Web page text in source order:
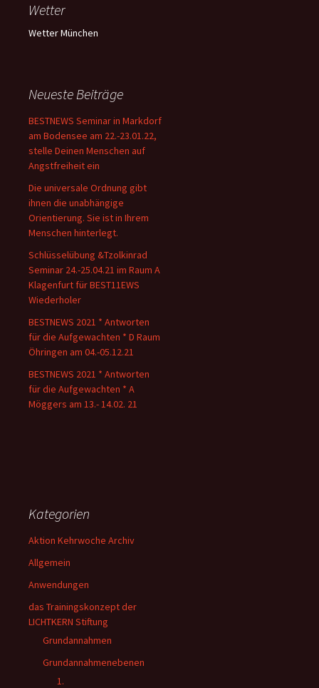
Wetter
Wetter München
Neueste Beiträge
BESTNEWS Seminar in Markdorf
am Bodensee am 22.-23.01.22,
stelle Deinen Menschen auf
Angstfreiheit ein
Die universale Ordnung gibt
ihnen die unabhängige
Orientierung. Sie ist in Ihrem
Menschen hinterlegt.
Schlüsselübung &Tzolkinrad
Seminar 24.-25.04.21 im Raum A
Klagenfurt für BEST11EWS
Wiederholer
BESTNEWS 2021 * Antworten
für die Aufgewachten * D Raum
Öhringen am 04.-05.12.21
BESTNEWS 2021 * Antworten
für die Aufgewachten * A
Möggers am 13.- 14.02. 21
Kategorien
Aktion Kehrwoche Archiv
Allgemein
Anwendungen
das Trainingskonzept der
LICHTKERN Stiftung
Grundannahmen
Grundannahmenebenen
1.